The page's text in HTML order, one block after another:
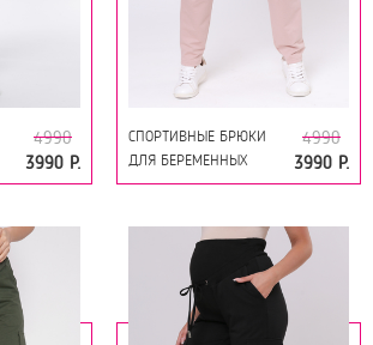
4990
3990 Р.
СПОРТИВНЫЕ БРЮКИ
ДЛЯ БЕРЕМЕННЫХ
16163 СВЕТЛЫЙ ВИЗОН
4990
3990 Р.